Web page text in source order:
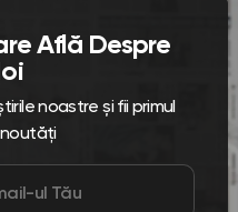
Află Despre
noastre și fii primul